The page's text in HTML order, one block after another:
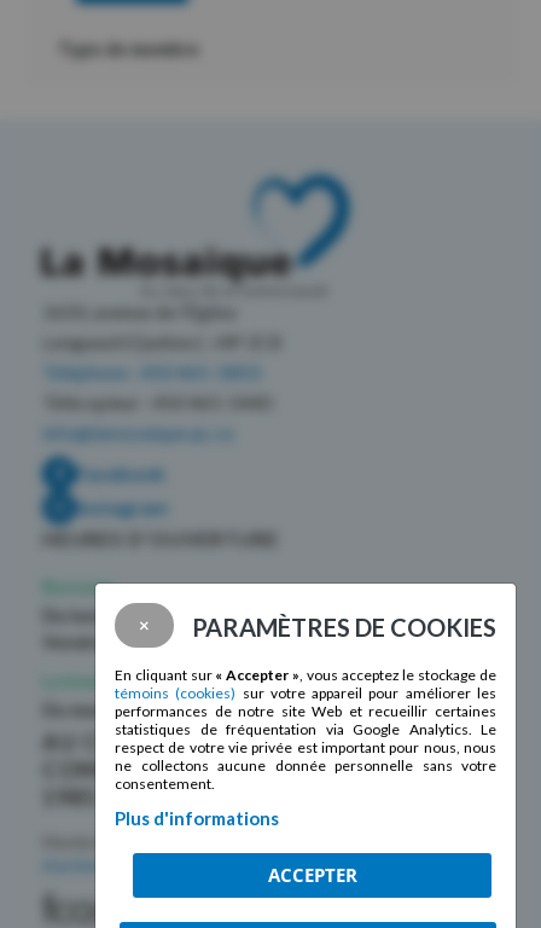
Type de membre
Longueuil (Québec) J4P 2C8
Téléphone : 450 465-1803
info@lamosaique.qc.ca
Facebook
Instagram
Bureaux
Du lundi au jeudi
de 9h à 12h et 13h à 16h30
Vendredi
de 9h à 12h
La boutique La Mosaïque
Du mardi au samedi
de 10h à 17h
AU CŒUR DE LA
COMMUNAUTÉ DEPUIS
× PARAMÈTRES DE COOKIES
En cliquant sur « Accepter », vous acceptez le stockage de
témoins (cookies) sur votre appareil pour améliorer les
performances de notre site Web et recueillir certaines
statistiques de fréquentation via Google Analytics. Le
respect de votre vie privée est important pour nous, nous
ne collectons aucune donnée personnelle sans votre
consentement.
Plus d'informations
ACCEPTER